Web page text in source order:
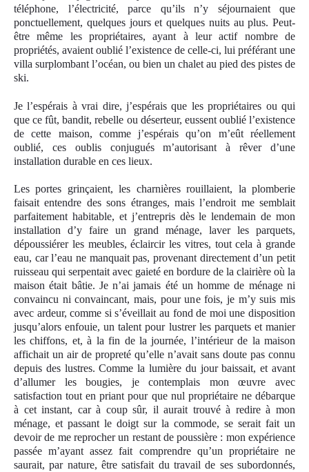
téléphone, l’électricité, parce qu’ils n’y séjournaient que
ponctuellement, quelques jours et quelques nuits au plus. Peut-
être même les propriétaires, ayant à leur actif nombre de
propriétés, avaient oublié l’existence de celle-ci, lui préférant une
villa surplombant l’océan, ou bien un chalet au pied des pistes de
ski.
Je l’espérais à vrai dire, j’espérais que les propriétaires ou qui
que ce fût, bandit, rebelle ou déserteur, eussent oublié l’existence
de cette maison, comme j’espérais qu’on m’eût réellement
oublié, ces oublis conjugués m’autorisant à rêver d’une
installation durable en ces lieux.
Les portes grinçaient, les charnières rouillaient, la plomberie
faisait entendre des sons étranges, mais l’endroit me semblait
parfaitement habitable, et j’entrepris dès le lendemain de mon
installation d’y faire un grand ménage, laver les parquets,
dépoussiérer les meubles, éclaircir les vitres, tout cela à grande
eau, car l’eau ne manquait pas, provenant directement d’un petit
ruisseau qui serpentait avec gaieté en bordure de la clairière où la
maison était bâtie. Je n’ai jamais été un homme de ménage ni
convaincu ni convaincant, mais, pour une fois, je m’y suis mis
avec ardeur, comme si s’éveillait au fond de moi une disposition
jusqu’alors enfouie, un talent pour lustrer les parquets et manier
les chiffons, et, à la fin de la journée, l’intérieur de la maison
affichait un air de propreté qu’elle n’avait sans doute pas connu
depuis des lustres. Comme la lumière du jour baissait, et avant
d’allumer les bougies, je contemplais mon œuvre avec
satisfaction tout en priant pour que nul propriétaire ne débarque
à cet instant, car à coup sûr, il aurait trouvé à redire à mon
ménage, et passant le doigt sur la commode, se serait fait un
devoir de me reprocher un restant de poussière : mon expérience
passée m’ayant assez fait comprendre qu’un propriétaire ne
saurait, par nature, être satisfait du travail de ses subordonnés,